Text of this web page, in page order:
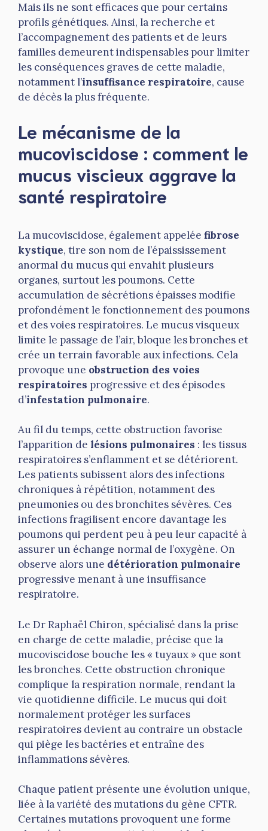
Mais ils ne sont efficaces que pour certains
profils génétiques. Ainsi, la recherche et
l’accompagnement des patients et de leurs
familles demeurent indispensables pour limiter
les conséquences graves de cette maladie,
notamment l’insuffisance respiratoire, cause
de décès la plus fréquente.
Le mécanisme de la
mucoviscidose : comment le
mucus viscieux aggrave la
santé respiratoire
La mucoviscidose, également appelée fibrose
kystique, tire son nom de l’épaississement
anormal du mucus qui envahit plusieurs
organes, surtout les poumons. Cette
accumulation de sécrétions épaisses modifie
profondément le fonctionnement des poumons
et des voies respiratoires. Le mucus visqueux
limite le passage de l’air, bloque les bronches et
crée un terrain favorable aux infections. Cela
provoque une obstruction des voies
respiratoires progressive et des épisodes
d’infestation pulmonaire.
Au fil du temps, cette obstruction favorise
l’apparition de lésions pulmonaires : les tissus
respiratoires s’enflamment et se détériorent.
Les patients subissent alors des infections
chroniques à répétition, notamment des
pneumonies ou des bronchites sévères. Ces
infections fragilisent encore davantage les
poumons qui perdent peu à peu leur capacité à
assurer un échange normal de l’oxygène. On
observe alors une détérioration pulmonaire
progressive menant à une insuffisance
respiratoire.
Le Dr Raphaël Chiron, spécialisé dans la prise
en charge de cette maladie, précise que la
mucoviscidose bouche les « tuyaux » que sont
les bronches. Cette obstruction chronique
complique la respiration normale, rendant la
vie quotidienne difficile. Le mucus qui doit
normalement protéger les surfaces
respiratoires devient au contraire un obstacle
qui piège les bactéries et entraîne des
inflammations sévères.
Chaque patient présente une évolution unique,
liée à la variété des mutations du gène CFTR.
Certaines mutations provoquent une forme